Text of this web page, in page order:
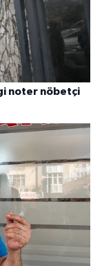
noter nöbetçi